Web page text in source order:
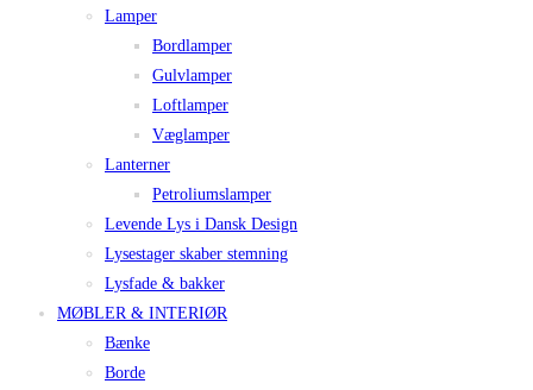
Lamper
Bordlamper
Gulvlamper
Loftlamper
Væglamper
Lanterner
Petroliumslamper
Levende Lys i Dansk Design
Lysestager skaber stemning
Lysfade & bakker
MØBLER & INTERIØR
Bænke
Borde